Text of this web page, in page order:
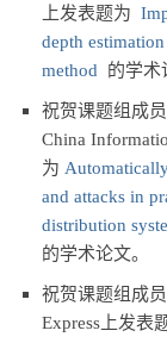
上发表题为
depth
method 的学术
祝贺课题组成
China
为
and attacks in
distribution
的学术论文。
祝贺课题组成
Express上发表